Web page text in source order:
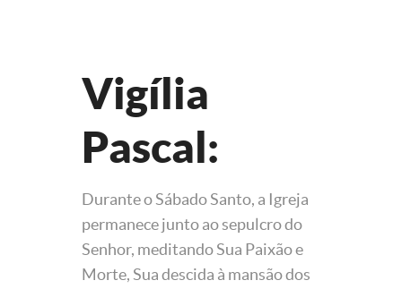
Vigília
Pascal:
Durante o Sábado Santo, a Igreja
permanece junto ao sepulcro do
Senhor, meditando Sua Paixão e
Morte, Sua descida à mansão dos